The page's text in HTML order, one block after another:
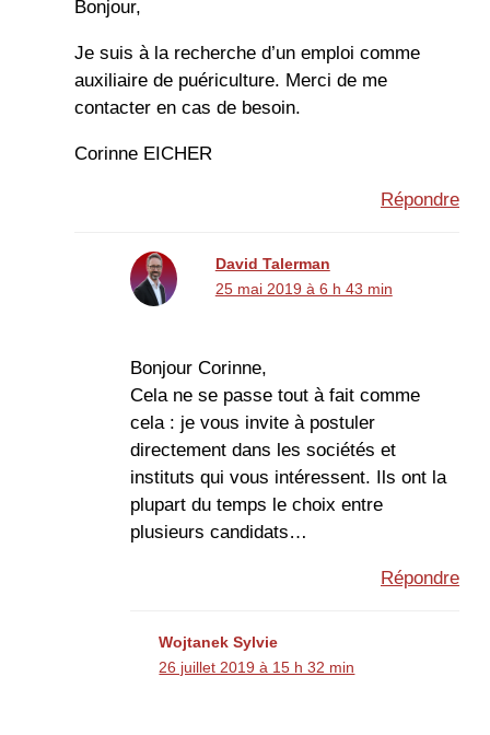
Bonjour,
Je suis à la recherche d’un emploi comme
auxiliaire de puériculture. Merci de me
contacter en cas de besoin.
Corinne EICHER
Répondre
David Talerman
25 mai 2019 à 6 h 43 min
Bonjour Corinne,
Cela ne se passe tout à fait comme
cela : je vous invite à postuler
directement dans les sociétés et
instituts qui vous intéressent. Ils ont la
plupart du temps le choix entre
plusieurs candidats…
Répondre
Wojtanek Sylvie
26 juillet 2019 à 15 h 32 min